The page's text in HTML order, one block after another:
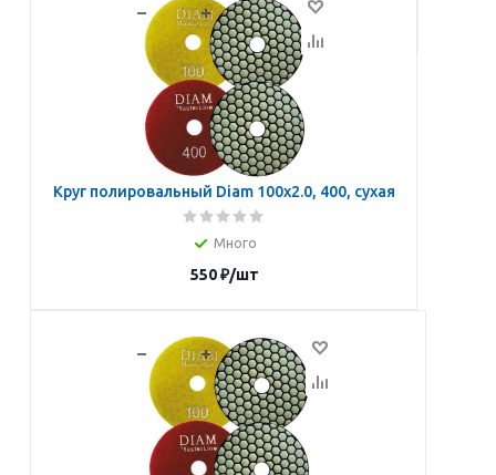
В корзину
Круг полировальный Diam 100х2.0, 400, сухая
Много
550₽/шт
В корзину